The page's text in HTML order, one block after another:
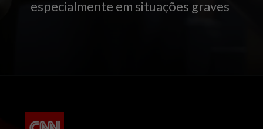
especialmente em situações graves